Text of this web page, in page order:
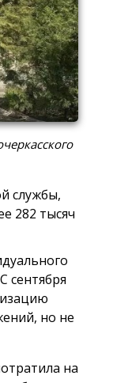
службы,
282 тысяч
сентября
но не
на